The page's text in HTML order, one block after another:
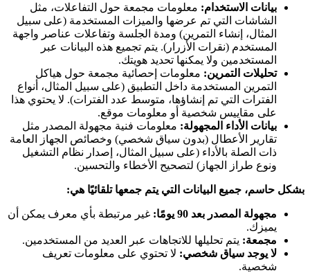
بيانات الاستخدام: معلومات مجمعة حول التفاعلات، مثل
الشاشات التي تم عرضها والميزات المستخدمة (على سبيل
المثال، إنشاء التمرين) ومدة الجلسة وتفاعلات عناصر واجهة
المستخدم (نقرات الأزرار). يتم تجميع هذه البيانات عبر
المستخدمين ولا يمكنها تحديد هويتك.
تحليلات التمرين: معلومات إحصائية مجمعة حول هياكل
التمرين المستخدمة داخل التطبيق (على سبيل المثال، أنواع
الفترات التي تم إنشاؤها، متوسط ​​عدد الفترات). لا يحتوي هذا
على مقاييس شخصية أو معلومات موقع.
بيانات الأداء المجهولة: معلومات فنية مجهولة المصدر مثل
تقارير الأعطال (بدون سياق شخصي) وخصائص الجهاز العامة
ذات الصلة بالأداء (على سبيل المثال، إصدار نظام التشغيل
ونوع طراز الجهاز) لتصحيح الأخطاء والتحسين.
بشكل حاسم، جميع البيانات التي يتم جمعها تلقائيًا هي:
مجهولة المصدر بعد 90 يومًا:
غير مرتبطة بأي معرف يمكن أن
يميزك.
مجمعة: يتم تحليلها للاتجاهات عبر العديد من المستخدمين.
لا يوجد سياق شخصي: لا تحتوي على معلومات تعريف
شخصية.